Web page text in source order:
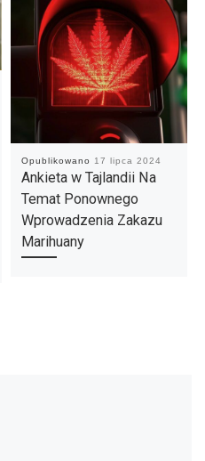
Opublikowano 17 lipca 2024
Ankieta w Tajlandii Na
Temat Ponownego
Wprowadzenia Zakazu
Marihuany